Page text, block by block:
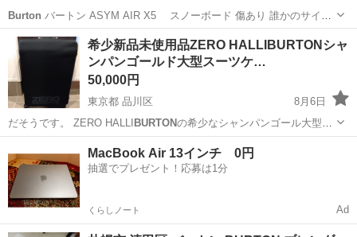
Burton
いり シールあり ビィンディング破損 サイズ148 場所 柏市手賀の杜
セブン駐車場
千葉 我孫子市 東我孫子駅 スノーボード
希少新品未使用品ZERO HALLIBURTONシャ
ンパンゴールド大型スーツケ…
50,000円
東京都 品川区
8月6日
だそうです。 ZERO HALLI BURTONの希少なシャンパンゴール大型ス
ーツ…
MacBook Air 13インチ 0円
抽選でプレゼント！応募は1分
くらしノート Ad